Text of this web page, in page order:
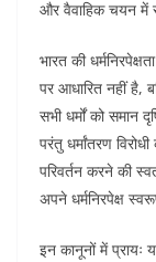
और वैवाहिक चयन में
भारत की
पर आधारित नहीं है,
सभी धर्मों को समान
परंतु धर्मांतरण
परिवर्तन करने की
अपने धर्मनिरपेक्ष
इन कानूनों में प्रायः